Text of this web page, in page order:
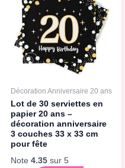
Décoration Anniversaire 20 ans
Lot de 30 serviettes en
papier 20 ans –
décoration anniversaire
3 couches 33 x 33 cm
pour fête
Note 4.35sur 5